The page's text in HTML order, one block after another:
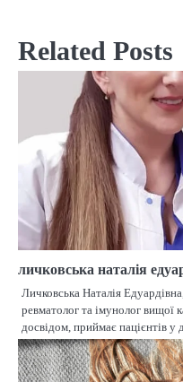
Related Posts
личковська наталія
Личковська Наталія
ревматолог та імунолог вищої
досвідом, приймає пацієнтів